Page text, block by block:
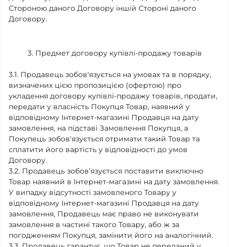
Стороною даного Договору іншій Стороні даного
Договору.
3. Предмет договору купівлі-продажу товарів
3.1. Продавець зобов'язується на умовах та в порядку,
визначених цією пропозицією (офертою) про
укладення договору купівлі-продажу товарів, продати,
передати у власність Покупця Товар, наявний у
відповідному Інтернет-магазині Продавця на дату
замовлення, на підставі Замовлення Покупця, а
Покупець зобов'язується отримати такий Товар та
сплатити його вартість у відповідності до умов
Договору.
3.2. Продавець зобов’язується поставити виключно
Товар наявний в Інтернет-магазині на дату замовлення.
У випадку відсутності замовленого Товару у
відповідному Інтернет-магазині Продавця на дату
замовлення, Продавець має право не виконувати
замовлення в частині такого Товару, або ж за
погодженням Покупця, замінити його на аналогічний.